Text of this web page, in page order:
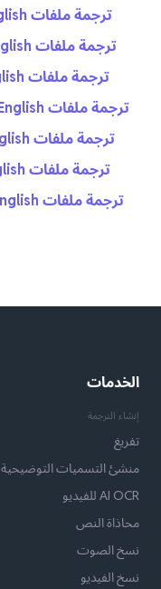
ترجمة ملفات English الصوتية/الفيديو إلى French
ترجمة ملفات English الصوتية/الفيديو إلى German
ترجمة ملفات English الصوتية/الفيديو إلى Dutch
ترجمة ملفات English الصوتية/الفيديو إلى Portuguese
ترجمة ملفات English الصوتية/الفيديو إلى Russian
ترجمة ملفات English الصوتية/الفيديو إلى Italian
الخدمات
إنشاء الترجمة
تفريغ
منشئ التسميات التوضيحية
AI OCR للفيديو
محاذاة النص
نسخ الصوت
نسخ الفيديو